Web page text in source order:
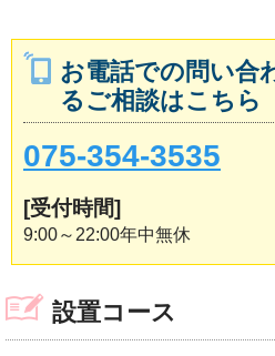
お電話での問い合
るご相談はこちら
075-354-3535
[受付時間]
9:00～22:00年中無休
設置コース